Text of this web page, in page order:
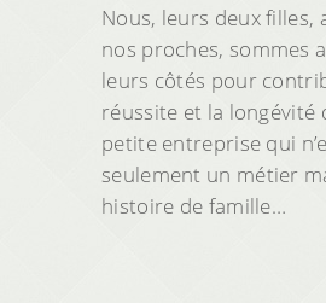
Nous, leurs deux filles,
nos proches, sommes
leurs côtés pour
réussite et la longévité
petite entreprise qui
seulement un métier
histoire de famille…